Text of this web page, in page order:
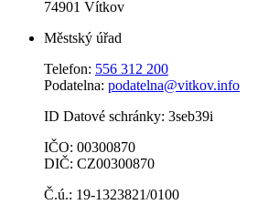
74901 Vítkov
Městský úřad
Telefon: 556 312 200
Podatelna: podatelna@vitkov.info
ID Datové schránky: 3seb39i
IČO: 00300870
DIČ: CZ00300870
Č.ú.: 19-1323821/0100